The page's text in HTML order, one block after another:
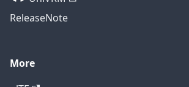
ReleaseNote
More